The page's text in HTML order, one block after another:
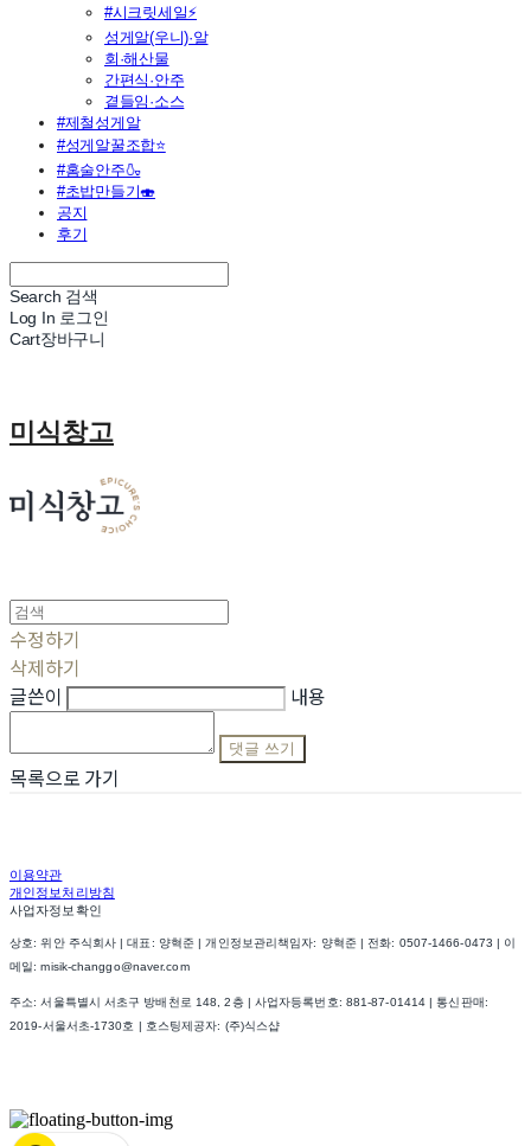
#시크릿세일⚡
성게알(우니)·알
회·해산물
간편식·안주
곁들임·소스
#제철성게알
#성게알꿀조합⭐
#홈술안주🍶
#초밥만들기🍣
공지
후기
Search 검색
Log In 로그인
Cart장바구니
미식창고
수정하기
삭제하기
글쓴이
내용
댓글 쓰기
목록으로 가기
이용약관
개인정보처리방침
사업자정보확인
상호: 위안 주식회사 | 대표: 양혁준 | 개인정보관리책임자: 양혁준 | 전화: 0507-1466-0473 | 이
메일: misik-changgo@naver.com
주소: 서울특별시 서초구 방배천로 148, 2층 | 사업자등록번호: 881-87-01414 | 통신판매:
2019-서울서초-1730호
| 호스팅제공자: (주)식스샵